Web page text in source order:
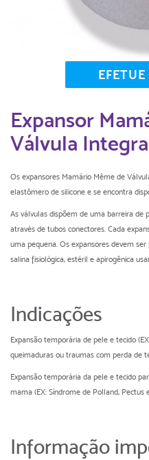
Expansor
Válvula
Os expansores Mamário Même de
elastômero de silicone e se encontra
As válvulas dispõem de uma barreira de
através de tubos conectores. Cada
uma pequena. Os expansores devem
salina fisiológica, estéril e apirogênica
Indicações
Expansão temporária de pele e tecido
queimaduras ou traumas com perda de
Expansão temporária da pele e tecido
mama (EX: Síndrome de Polland, Pectus
Informação